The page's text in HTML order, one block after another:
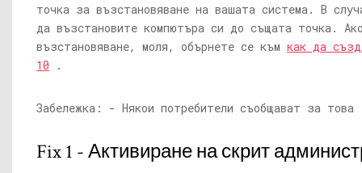
точка за възстановяване на вашата система. В
да възстановите компютъра си до същата точка.
възстановяване, моля, обърнете се към как да
10 .
Забележка: - Някои потребители съобщават за това
Fix 1 - Активиране на скрит